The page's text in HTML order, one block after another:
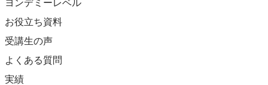
ヨンデミーレベル
お役立ち資料
受講生の声
よくある質問
実績